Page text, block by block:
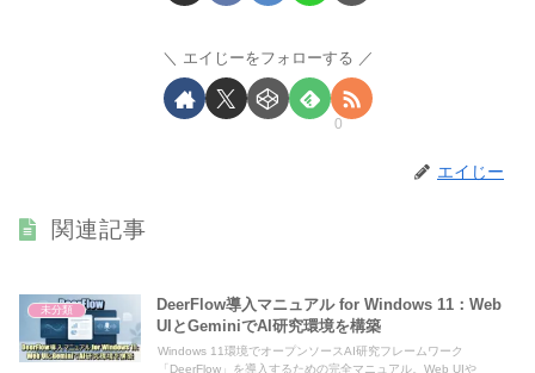
エイじーをフォローする
0
エイじー
関連記事
未分類
DeerFlow導入マニュアル for Windows 11：Web
UIとGeminiでAI研究環境を構築
Windows 11環境でオープンソースAI研究フレームワーク
「DeerFlow」を導入するための完全マニュアル。Web UIや